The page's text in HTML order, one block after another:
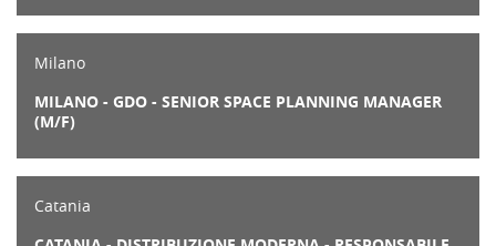
Milano
MILANO - GDO - SENIOR SPACE PLANNING MANAGER
(M/F)
Catania